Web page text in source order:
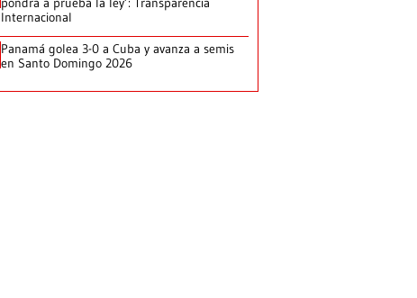
Internacional
Panamá golea 3-0 a Cuba y avanza a semis
en Santo Domingo 2026